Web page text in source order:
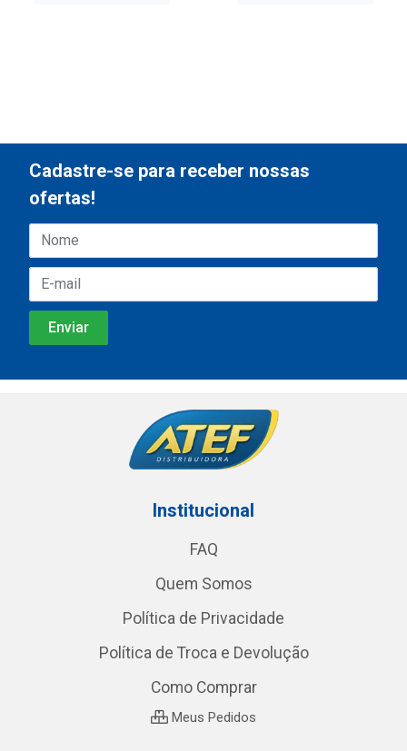
Cadastre-se para receber nossas
ofertas!
Institucional
FAQ
Quem Somos
Política de Privacidade
Política de Troca e Devolução
Como Comprar
Meus Pedidos